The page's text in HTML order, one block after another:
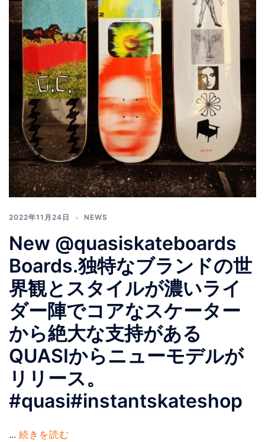
2022年11月24日 NEWS
New @quasiskateboards
Boards.独特なブランドの世
界観とスタイルが濃いライ
ダー陣でコアなスケーター
から絶大な支持がある
QUASIからニューモデルが
リリース。
#quasi#instantskateshop
... 続きを読む